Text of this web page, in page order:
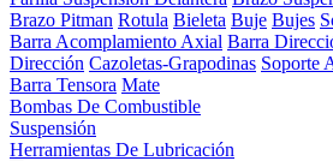
Brazo Pitman Rotula Bieleta Buje Bujes
Barra Acomplamiento Axial Barra
Dirección Cazoletas-Grapodinas Soporte
Barra Tensora Mate
Bombas De Combustible
Suspensión
Herramientas De Lubricación